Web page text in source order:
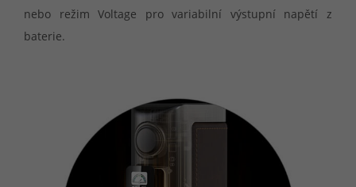
nebo režim Voltage pro variabilní výstupní napětí z
baterie.